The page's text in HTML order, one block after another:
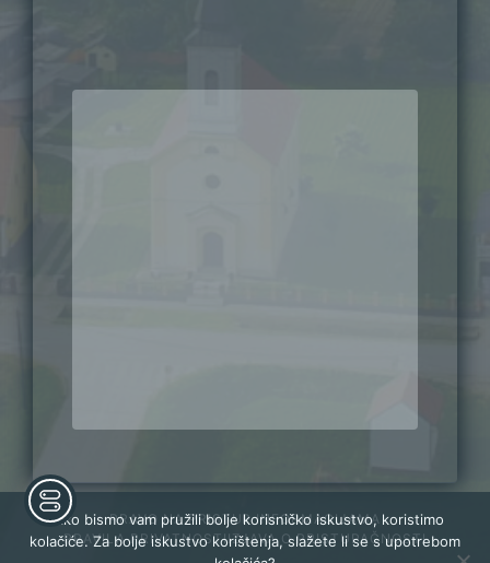
PRAVO NA PRISTUP INFORMACIJAMA
PRAVILA PRIVATNOSTIIZJAVA O PRISTUPAČNOSTI
Kako bismo vam pružili bolje korisničko iskustvo, koristimo
kolačiće. Za bolje iskustvo korištenja, slažete li se s upotrebom